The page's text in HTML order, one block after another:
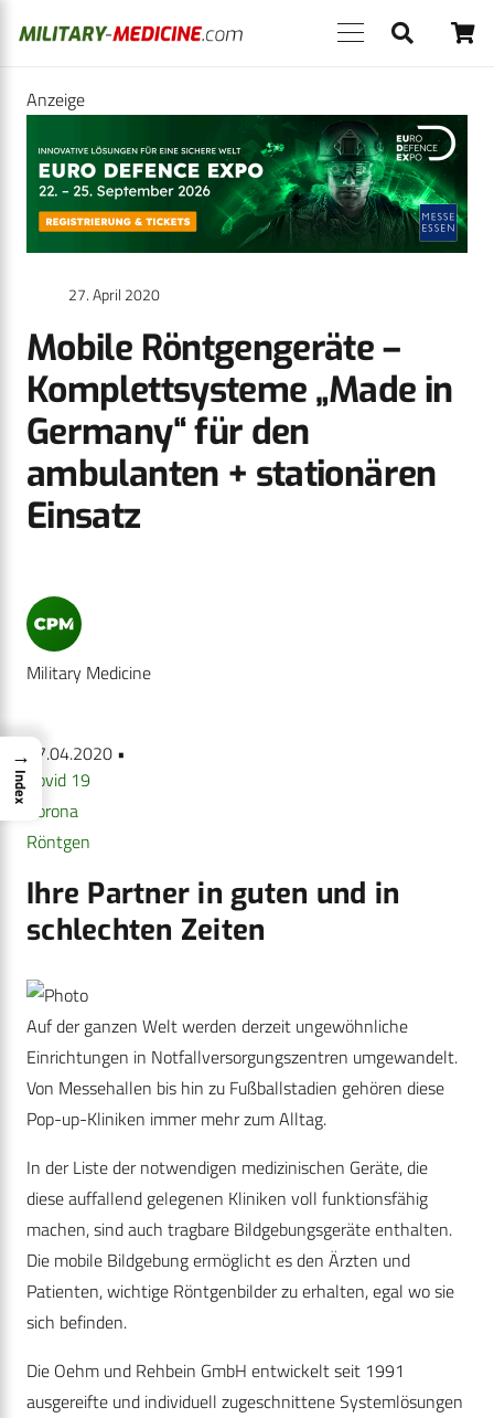
Anzeige
27. April 2020
Mobile Röntgengeräte –
Komplettsysteme „Made in
Germany“ für den
ambulanten + stationären
Einsatz
Military Medicine
27.04.2020 •
Covid 19
Corona
Röntgen
Ihre Partner in guten und in
schlechten Zeiten
Auf der ganzen Welt werden derzeit ungewöhnliche
Einrichtungen in Notfallversorgungszentren umgewandelt.
Von Messehallen bis hin zu Fußballstadien gehören diese
Pop-up-Kliniken immer mehr zum Alltag.
In der Liste der notwendigen medizinischen Geräte, die
diese auffallend gelegenen Kliniken voll funktionsfähig
machen, sind auch tragbare Bildgebungsgeräte enthalten.
Die mobile Bildgebung ermöglicht es den Ärzten und
Patienten, wichtige Röntgenbilder zu erhalten, egal wo sie
sich befinden.
Die Oehm und Rehbein GmbH entwickelt seit 1991
ausgereifte und individuell zugeschnittene Systemlösungen
→
Index